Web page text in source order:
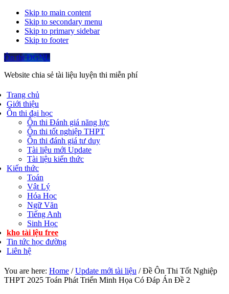
Skip to main content
Skip to secondary menu
Skip to primary sidebar
Skip to footer
Ôn thi ĐGNL
Website chia sẻ tài liệu luyện thi miễn phí
Trang chủ
Giới thiệu
Ôn thi đại học
Ôn thi Đánh giá năng lực
Ôn thi tốt nghiệp THPT
Ôn thi đánh giá tư duy
Tài liệu mới Update
Tài liệu kiến thức
Kiến thức
Toán
Vật Lý
Hóa Học
Ngữ Văn
Tiếng Anh
Sinh Học
kho tài lệu free
Tin tức học đường
Liên hệ
You are here: Home / Update mới tài liệu /Đề Ôn Thi Tốt Nghiệp
THPT 2025 Toán Phát Triển Minh Họa Có Đáp Án Đề 2